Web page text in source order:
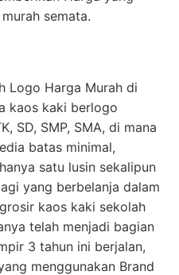
semata.
Logo Harga Murah di
kaos kaki berlogo
SD, SMP, SMA, di mana
batas minimal,
satu lusin sekalipun
yang berbelanja dalam
kaos kaki sekolah
telah menjadi bagian
3 tahun ini berjalan,
menggunakan Brand